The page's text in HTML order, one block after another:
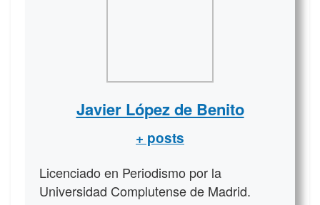
Javier López de Benito
+ posts
Licenciado en Periodismo por la
Universidad Complutense de Madrid.